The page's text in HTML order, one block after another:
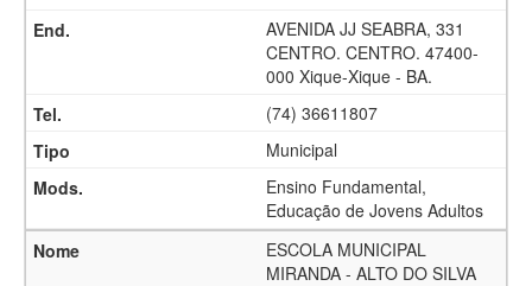
AVENIDA JJ SEABRA, 331
CENTRO. CENTRO. 47400-
000 Xique-Xique - BA.
(74) 36611807
Municipal
Ensino Fundamental,
Educação de Jovens Adultos
ESCOLA MUNICIPAL
MIRANDA - ALTO DO SILVA